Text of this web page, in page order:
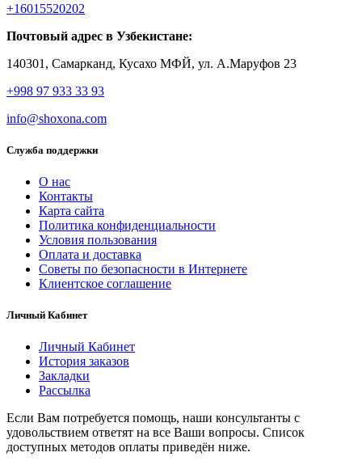
+16015520202
Почтовый адрес в Узбекистане:
140301, Самарканд, Кусахо МФЙ, ул. А.Маруфов 23
+998 97 933 33 93
info@shoxona.com
Служба поддержки
О нас
Контакты
Карта сайта
Политика конфиденциальности
Условия пользования
Оплата и доставка
Советы по безопасности в Интернете
Клиентское соглашение
Личный Кабинет
Личный Кабинет
История заказов
Закладки
Рассылка
Если Вам потребуется помощь, наши консультанты с
удовольствием ответят на все Ваши вопросы. Список
доступных методов оплаты приведён ниже.